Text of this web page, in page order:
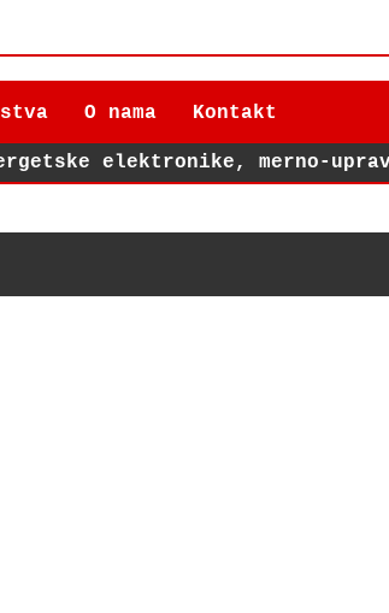
O nama Kontakt
elektronike, merno-